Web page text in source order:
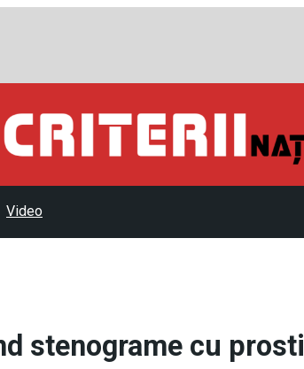
Video
stenograme cu